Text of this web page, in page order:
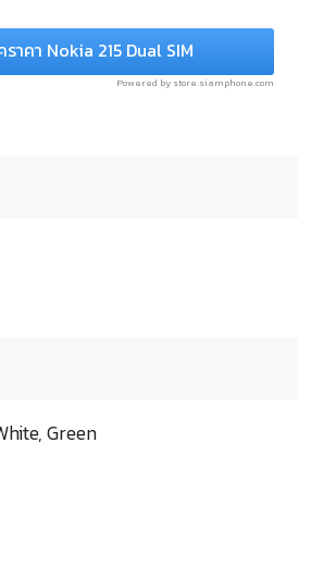
ราคา Nokia 215 Dual SIM
Powered by store.siamphone.com
Green